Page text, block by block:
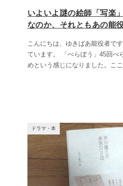
いよいよ謎の絵師「写楽
なのか、それともあの能
こんにちは、ゆきばあ能役者で
ています。 「べらぼう」45回べ
めという感じになりました。ここ
ドラマ・本